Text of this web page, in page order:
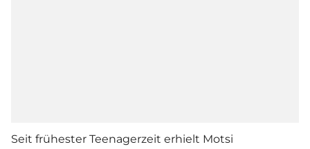
Seit frühester Teenagerzeit erhielt Motsi